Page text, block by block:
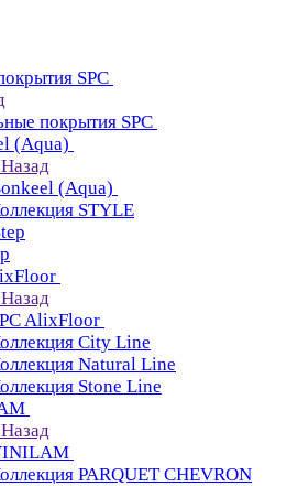
SPC
покрытия SPC
(Aqua)
Назад
(Aqua)
STYLE
Назад
AlixFloor
City Line
Natural Line
Stone Line
Назад
PARQUET CHEVRON